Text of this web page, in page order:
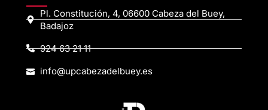
Pl. Constitución, 4, 06600 Cabeza del Buey,
Badajoz
924 63 21 11
info@upcabezadelbuey.es